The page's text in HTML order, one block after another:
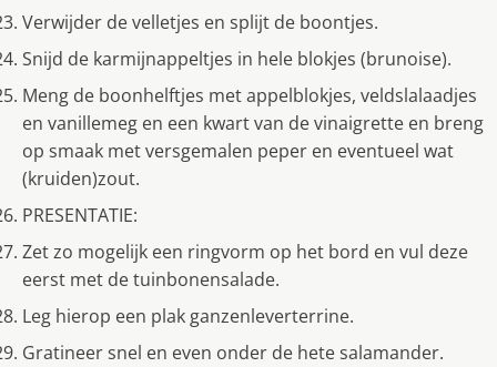
Verwijder de velletjes en splijt de boontjes.
Snijd de karmijnappeltjes in hele blokjes (brunoise).
Meng de boonhelftjes met appelblokjes, veldslalaadjes
en vanillemeg en een kwart van de vinaigrette en breng
op smaak met versgemalen peper en eventueel wat
(kruiden)zout.
PRESENTATIE:
Zet zo mogelijk een ringvorm op het bord en vul deze
eerst met de tuinbonensalade.
Leg hierop een plak ganzenleverterrine.
Gratineer snel en even onder de hete salamander.